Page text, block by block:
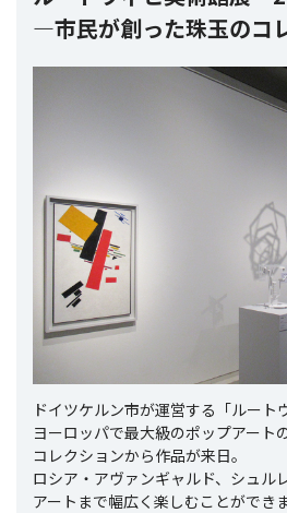
―市民が創った珠玉のコ
ドイツケルン市が運営する「ルート
ヨーロッパで最大級のポップアート
コレクションから作品が来日。
ロシア・アヴァンギャルド、シュル
アートまで幅広く楽しむことができま